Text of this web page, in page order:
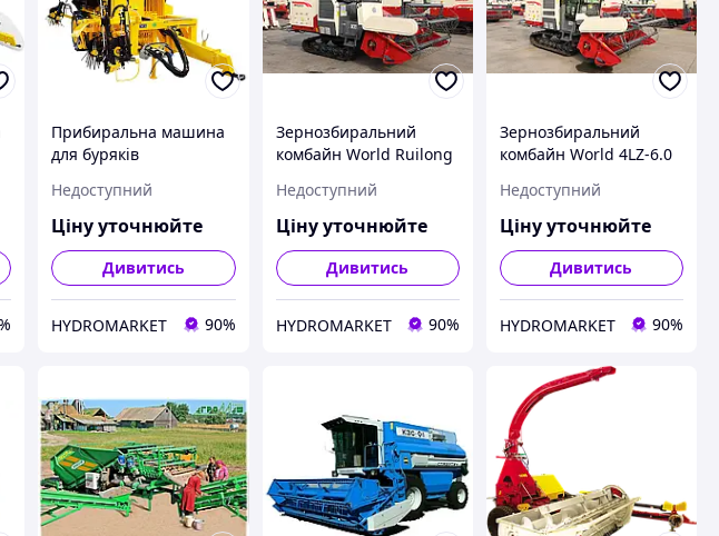
Прибиральна машина
для буряків
Недоступний
Ціну уточнюйте
Дивитись
HYDROMARKET 90%
Зернозбиральний
комбайн World Ruilong
Недоступний
Ціну уточнюйте
Дивитись
HYDROMARKET 90%
Зернозбиральний
комбайн World 4LZ-6.0
Недоступний
Ціну уточнюйте
Дивитись
HYDROMARKET 90%